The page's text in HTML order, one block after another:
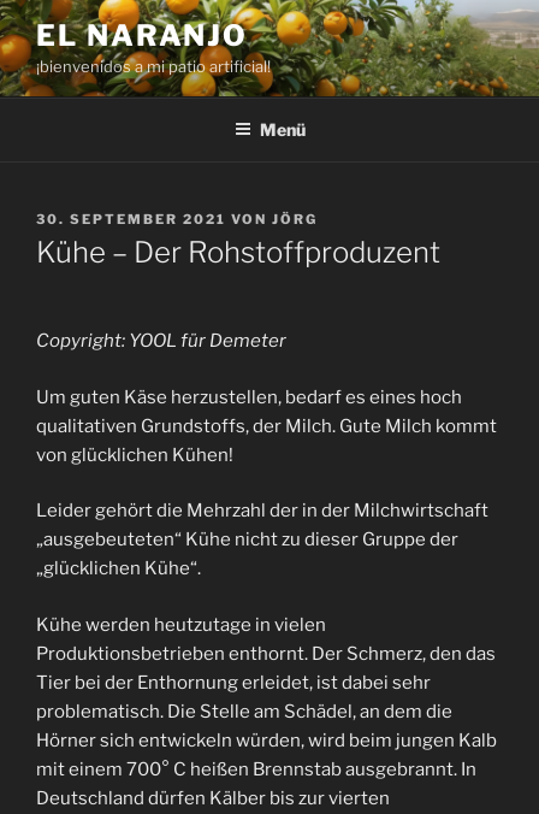
Zum
Inhalt
springen
EL NARANJO
¡bienvenidos a mi patio artificial!
Menü
VERÖFFENTLICHT
AM
30. SEPTEMBER 2021 VON JÖRG
Kühe – Der Rohstoffproduzent
Copyright: YOOL für Demeter
Um guten Käse herzustellen, bedarf es eines hoch
qualitativen Grundstoffs, der Milch. Gute Milch kommt
von glücklichen Kühen!
Leider gehört die Mehrzahl der in der Milchwirtschaft
„ausgebeuteten“ Kühe nicht zu dieser Gruppe der
„glücklichen Kühe“.
Kühe werden heutzutage in vielen
Produktionsbetrieben enthornt. Der Schmerz, den das
Tier bei der Enthornung erleidet, ist dabei sehr
problematisch. Die Stelle am Schädel, an dem die
Hörner sich entwickeln würden, wird beim jungen Kalb
mit einem 700° C heißen Brennstab ausgebrannt. In
Deutschland dürfen Kälber bis zur vierten